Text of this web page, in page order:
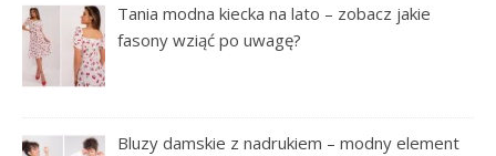
Tania modna kiecka na lato – zobacz jakie
fasony wziąć po uwagę?
Bluzy damskie z nadrukiem – modny element